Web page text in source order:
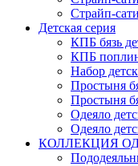
Страйп-
Детская серия
КПБ бязь
КПБ поплин
Набор
Простыня
Простыня
Одеяло
Одеяло
КОЛЛЕКЦИЯ